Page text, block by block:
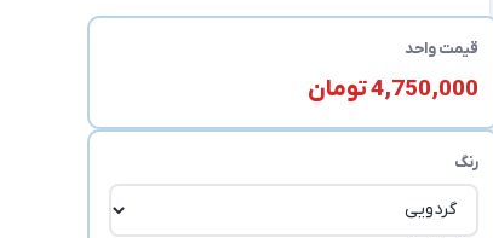
قیمت واحد
4,750,000 تومان
رنگ